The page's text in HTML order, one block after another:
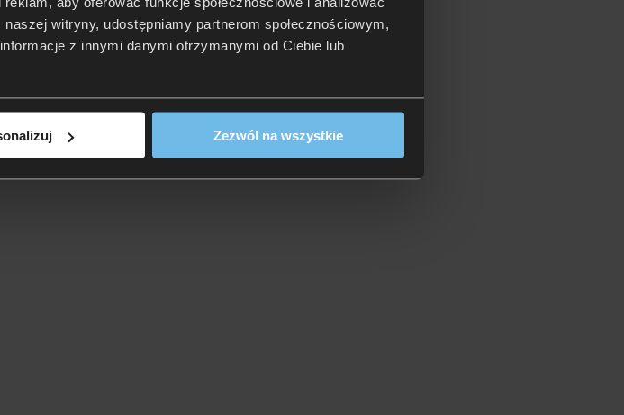
witryny, udostępniamy partnerom społecznościowym,
z innymi danymi otrzymanymi od Ciebie lub
Zezwól na wszystkie